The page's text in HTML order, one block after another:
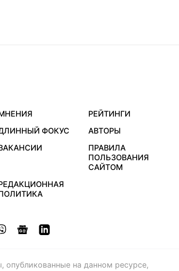
РЕЙТИНГИ
ФОКУС
АВТОРЫ
ПРАВИЛА
ПОЛЬЗОВАНИЯ
САЙТОМ
опубликованные на данном ресурсе,